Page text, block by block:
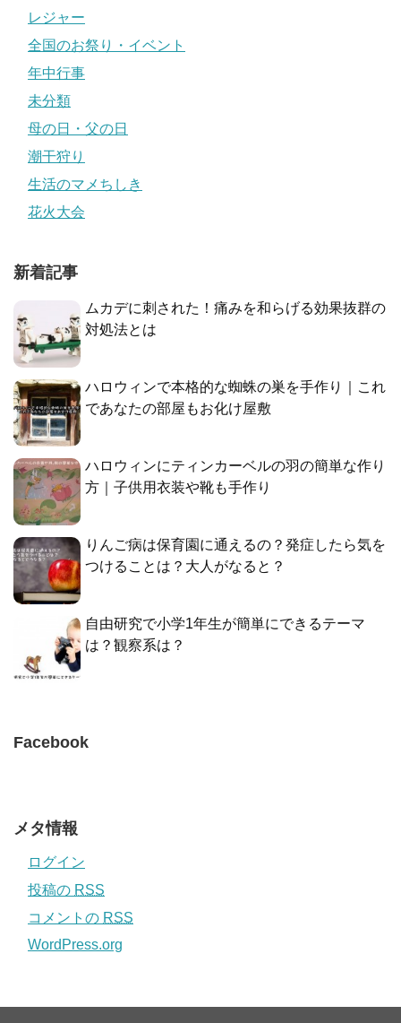
レジャー
全国のお祭り・イベント
年中行事
未分類
母の日・父の日
潮干狩り
生活のマメちしき
花火大会
新着記事
ムカデに刺された！痛みを和らげる効果抜群の
対処法とは
ハロウィンで本格的な蜘蛛の巣を手作り｜これ
であなたの部屋もお化け屋敷
ハロウィンにティンカーベルの羽の簡単な作り
方｜子供用衣装や靴も手作り
りんご病は保育園に通えるの？発症したら気を
つけることは？大人がなると？
自由研究で小学1年生が簡単にできるテーマ
は？観察系は？
Facebook
メタ情報
ログイン
投稿の RSS
コメントの RSS
WordPress.org